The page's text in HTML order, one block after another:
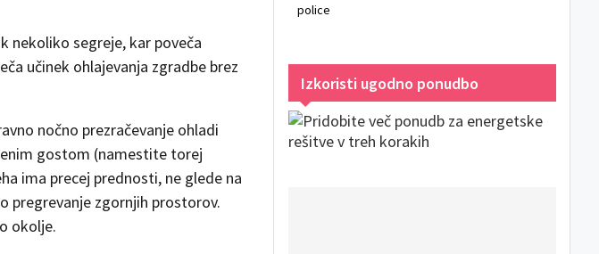
nekoliko segreje, kar poveča
učinek ohlajevanja zgradbe brez
nočno prezračevanje ohladi
gostom (namestite torej
ima precej prednosti, ne glede na
pregrevanje zgornjih prostorov.
okolje.
police
Izkoristi ugodno ponudbo